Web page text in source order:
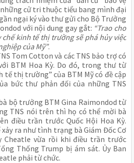
cử tri thuộc tiểu bang mình đại
ngại ký vào thư gửi cho Bộ Trưởng
với nội dung gay gắt: “Trao cho
chế kinh tế thị trường sẽ phá hủy việc
của Mỹ”.
Tom Cotton và các TNS bảo trợ có
BTM Hoa Kỳ. Do đó, trong thư từ
tế thị trường” của BTM Mỹ có đề cập
bức thư phản đối của những TNS
bộ trưởng BTM Gina Raimondod từ
TNS nói trên thì họ có thể mời bà
điều trần trước Quốc Hội Hoa Kỳ.
ra như tình trạng bà Giám Đốc Cơ
Cheatle vừa rồi khi điều trần trước
Thống Trump bị ám sát. Ủy Ban
phải từ chức.